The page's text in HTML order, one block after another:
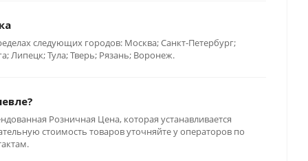
следующих городов: Москва; Санкт-Петербург;
Липецк; Тула; Тверь; Рязань; Воронеж.
Розничная Цена, которая устанавливается
стоимость товаров уточняйте у операторов по